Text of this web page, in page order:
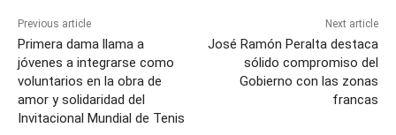
Previous article
Primera dama llama a
jóvenes a integrarse como
voluntarios en la obra de
amor y solidaridad del
Invitacional Mundial de Tenis
Next article
José Ramón Peralta destaca
sólido compromiso del
Gobierno con las zonas
francas